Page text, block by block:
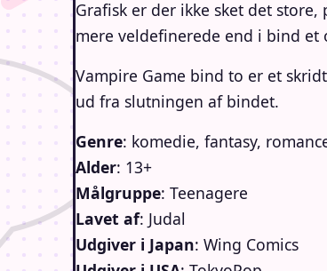
Grafisk er der ikke sket det
mere veldefinerede end i bind
Vampire Game bind to er et
ud fra slutningen af bindet.
Genre: komedie, fantasy,
Alder: 13+
Målgruppe: Teenagere
Lavet af: Judal
Udgiver i Japan: Wing Comics